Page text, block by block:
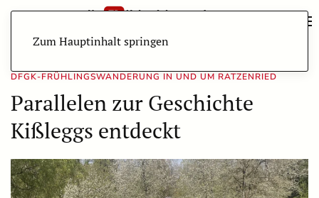
Zum Hauptinhalt springen
DFGK-FRÜHLINGSWANDERUNG IN UND UM RATZENRIED
Parallelen zur Geschichte
Kißleggs entdeckt